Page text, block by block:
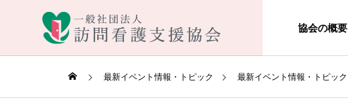
協会の概要
最新イベント情報・トピック 最新イベント情報・トピック